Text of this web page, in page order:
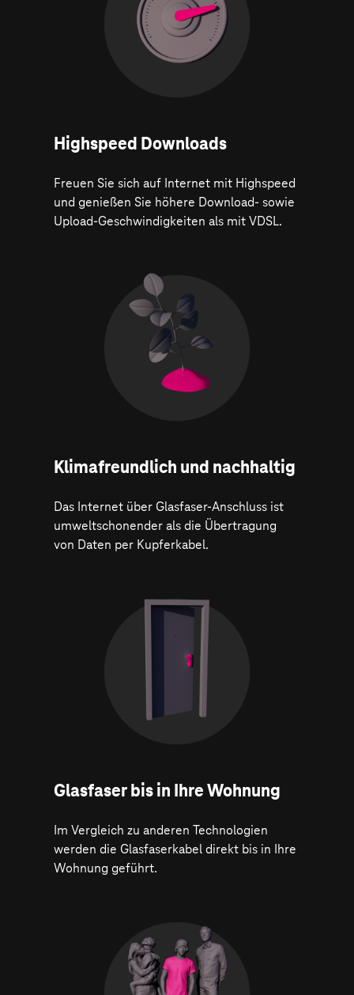
Highspeed Downloads
Freuen Sie sich auf Internet mit Highspeed
und genießen Sie höhere Download- sowie
Upload-Geschwindigkeiten als mit VDSL.
Klima­freundlich und nachhaltig
Das Internet über Glasfaser-Anschluss ist
umweltschonender als die Übertragung
von Daten per Kupferkabel.
Glasfaser bis in Ihre Wohnung
Im Vergleich zu anderen Technologien
werden die Glasfaserkabel direkt bis in Ihre
Wohnung geführt.